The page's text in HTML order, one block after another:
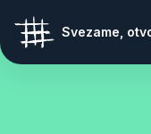
Svezame,